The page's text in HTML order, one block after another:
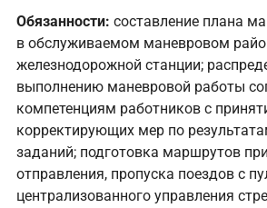
Обязанности: составление плана
в обслуживаемом маневровом
железнодорожной станции;
выполнению маневровой работы
компетенциям работников с
корректирующих мер по
заданий; подготовка маршрутов
отправления, пропуска поездов с
централизованного управления